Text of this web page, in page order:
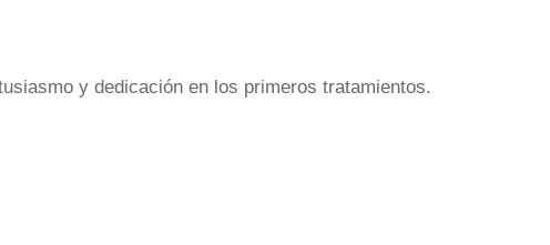
y dedicación en los primeros tratamientos.